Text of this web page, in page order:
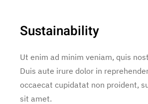
Sustainability
Ut enim ad minim veniam, quis
Duis aute irure dolor in
occaecat cupidatat non proident,
sit amet.